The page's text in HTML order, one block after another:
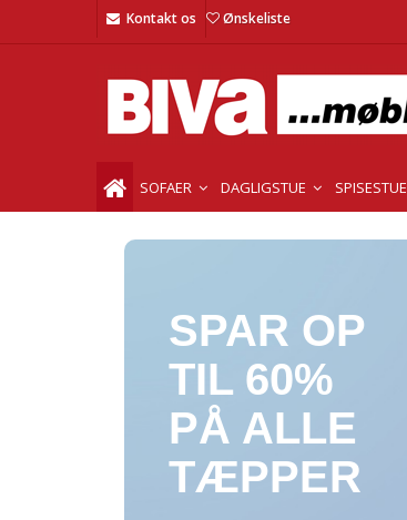
Kontakt os Ønskeliste
SOFAER DAGLIGSTUE SPISESTUE
SPAR OP
TIL 60%
PÅ ALLE
TÆPPER